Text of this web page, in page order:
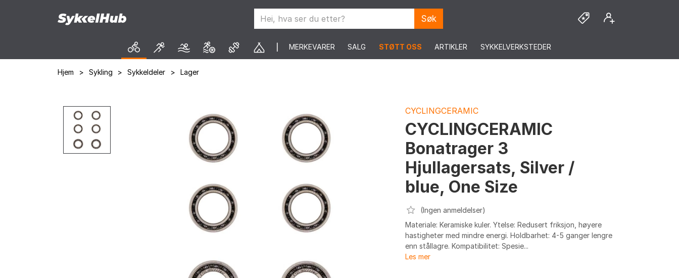
Søk
MERKEVARER SALG STØTT OSS ARTIKLER SYKKELVERKSTEDER
Hjem > Sykling > Sykkeldeler > Lager
CYCLINGCERAMIC
CYCLINGCERAMIC
Bonatrager 3
Hjullagersats, Silver /
blue, One Size
(Ingen anmeldelser)
Materiale: Keramiske kuler. Ytelse: Redusert friksjon, høyere
hastigheter med mindre energi. Holdbarhet: 4-5 ganger lengre
enn stållagre. Kompatibilitet: Spesie...
Les mer